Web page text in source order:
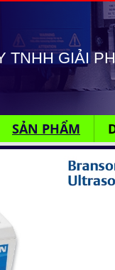
TNHH GIẢI
SẢN PHẨM